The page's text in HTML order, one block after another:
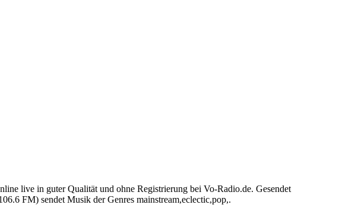
live in guter Qualität und ohne Registrierung bei Vo-Radio.de. Gesendet
FM) sendet Musik der Genres mainstream,eclectic,pop,.